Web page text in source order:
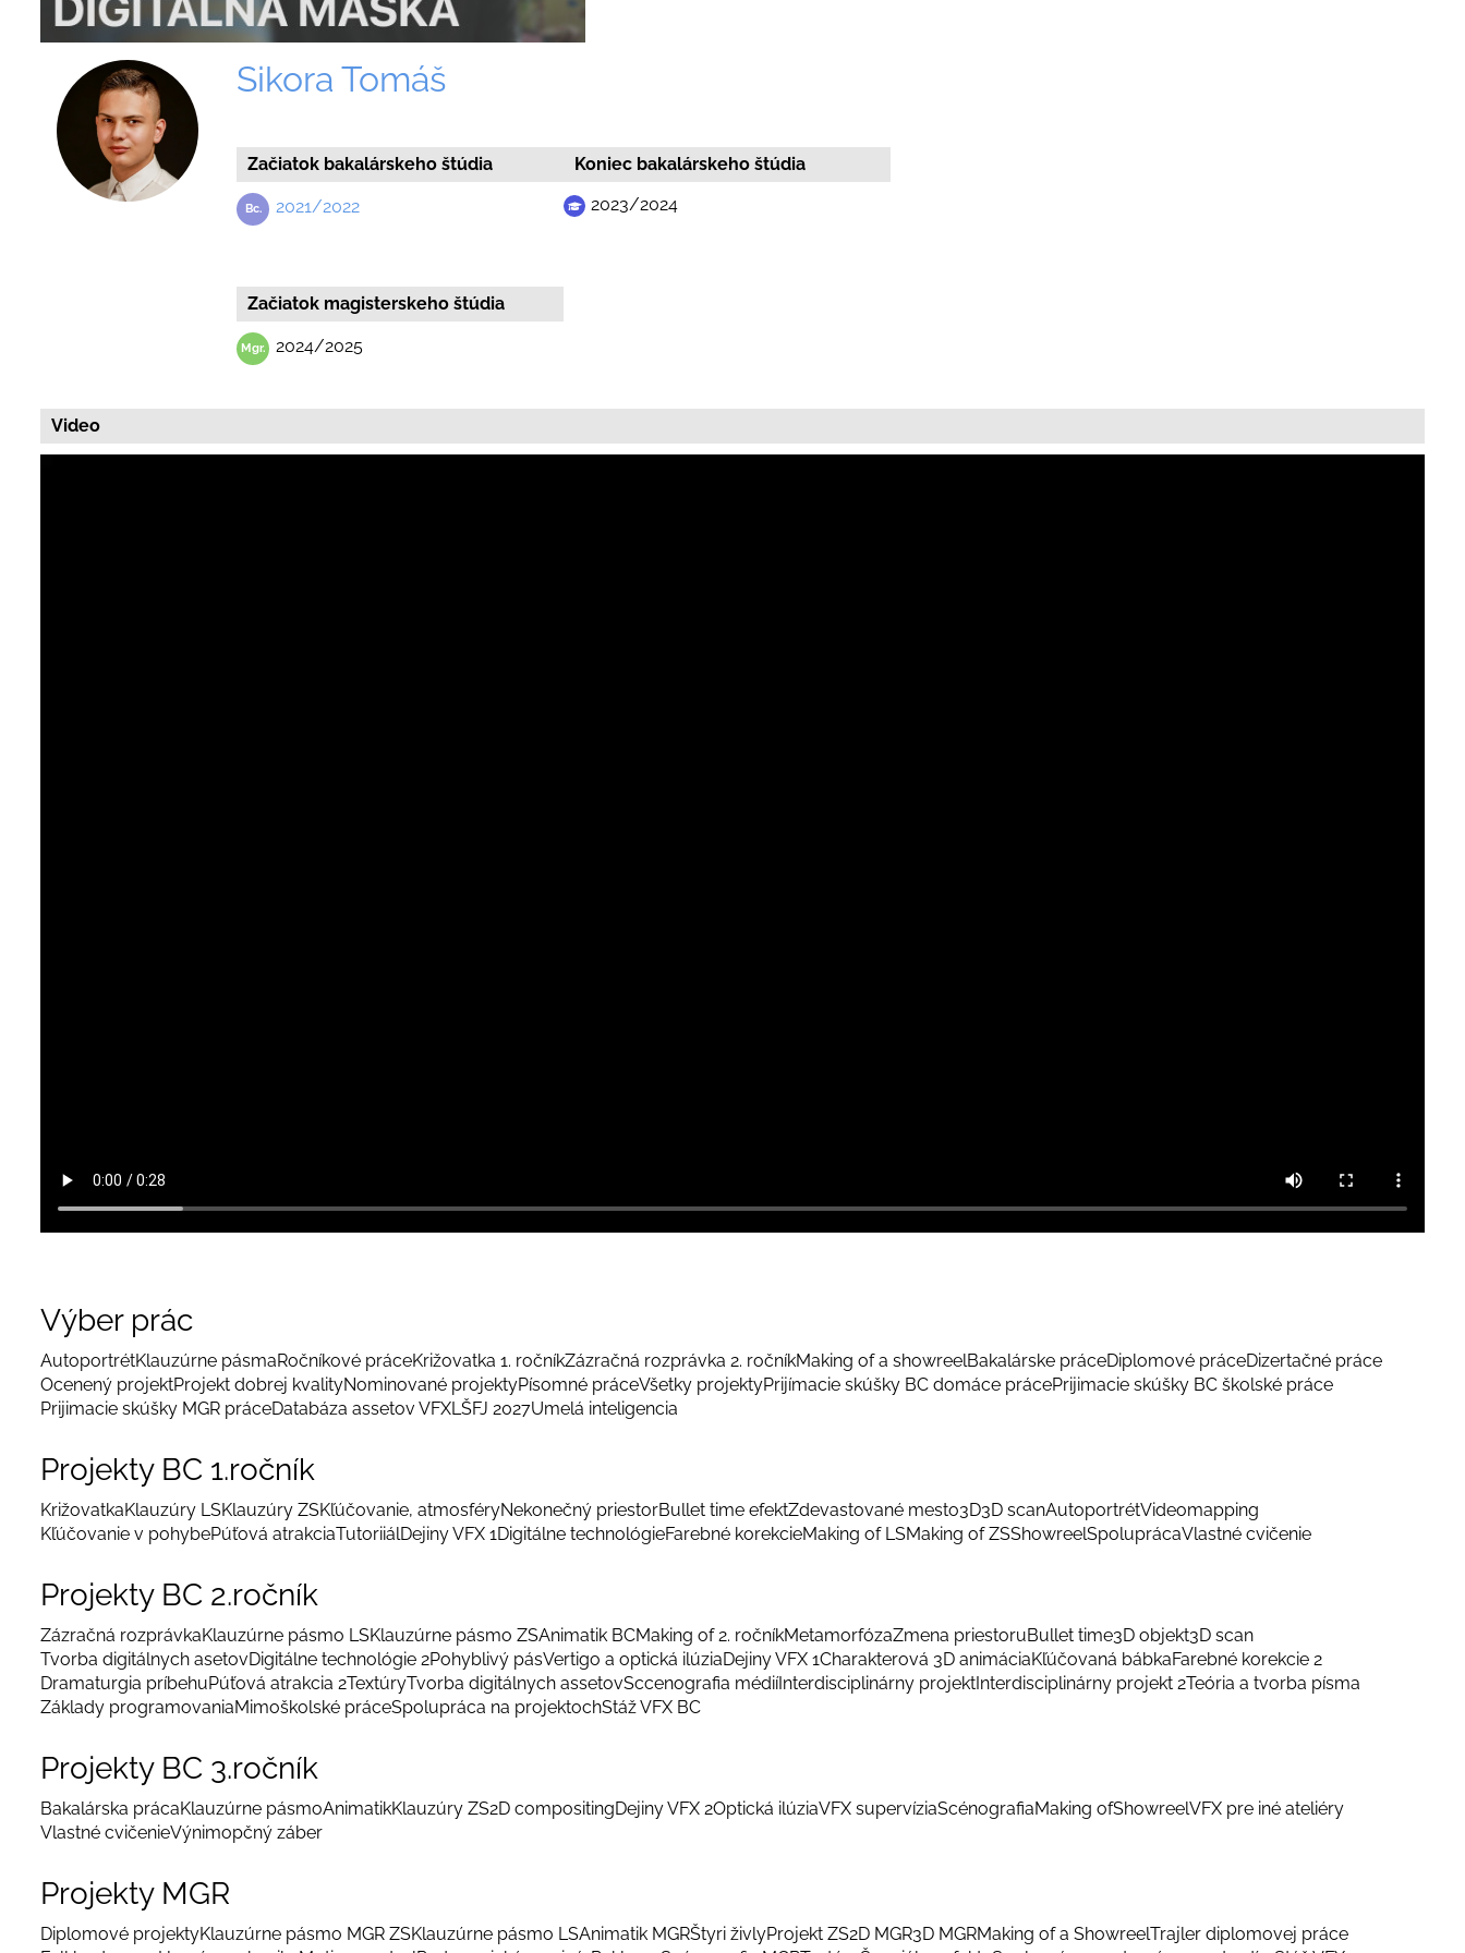
Sikora Tomáš
Začiatok bakalárskeho štúdia
2021/2022
Koniec bakalárskeho štúdia
2023/2024
Začiatok magisterskeho štúdia
2024/2025
Video
Výber prác
AutoportrétKlauzúrne pásmaRočníkové práceKrižovatka 1. ročníkZázračná rozprávka 2. ročníkMaking of a showreelBakalárske práceDiplomové práceDizertačné práce
Ocenený projektProjekt dobrej kvalityNominované projektyPísomné práceVšetky projektyPrijímacie skúšky BC domáce prácePrijimacie skúšky BC školské práce
Prijimacie skúšky MGR práceDatabáza assetov VFXLŠFJ 2027Umelá inteligencia
Projekty BC 1.ročník
KrižovatkaKlauzúry LSKlauzúry ZSKľúčovanie, atmosféryNekonečný priestorBullet time efektZdevastované mesto3D3D scanAutoportrétVideomapping
Kľúčovanie v pohybePúťová atrakciaTutoriiálDejiny VFX 1Digitálne technológieFarebné korekcieMaking of LSMaking of ZSShowreelSpoluprácaVlastné cvičenie
Projekty BC 2.ročník
Zázračná rozprávkaKlauzúrne pásmo LSKlauzúrne pásmo ZSAnimatik BCMaking of 2. ročníkMetamorfózaZmena priestoruBullet time3D objekt3D scan
Tvorba digitálnych asetovDigitálne technológie 2Pohyblivý pásVertigo a optická ilúziaDejiny VFX 1Charakterová 3D animáciaKľúčovaná bábkaFarebné korekcie 2
Dramaturgia príbehuPúťová atrakcia 2TextúryTvorba digitálnych assetovSccenografia médiíInterdisciplinárny projekt Interdisciplinárny projekt 2Teória a tvorba písma
Základy programovaniaMimoškolské práceSpolupráca na projektochStáž VFX BC
Projekty BC 3.ročník
Bakalárska prácaKlauzúrne pásmoAnimatikKlauzúry ZS2D compositingDejiny VFX 2Optická ilúziaVFX supervíziaScénografiaMaking ofShowreelVFX pre iné ateliéry
Vlastné cvičenieVýnimopčný záber
Projekty MGR
Diplomové projektyKlauzúrne pásmo MGR ZSKlauzúrne pásmo LSAnimatik MGRŠtyri živlyProjekt ZS2D MGR3D MGRMaking of a ShowreelTrajler diplomovej práce